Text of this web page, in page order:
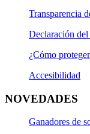
Transparencia
Declaración
¿Cómo
Accesibilidad
NOVEDADES
Ganadores de